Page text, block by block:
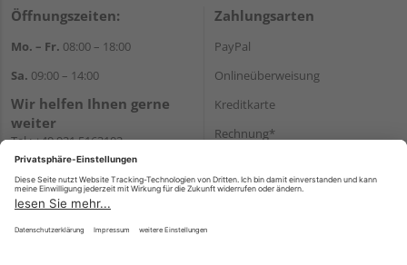
Öffnungszeiten:
Mo. – Fr. 08:00 – 18:00
Sa. 09:00 – 14:00
Wir helfen Ihnen gerne
weiter
Tel.:+49 921 5163102
E-Mail:shop@dostler.de
Zahlungsarten
PayPal
Onlineüberweisung
Kreditkarte
Rechnung*
Versand